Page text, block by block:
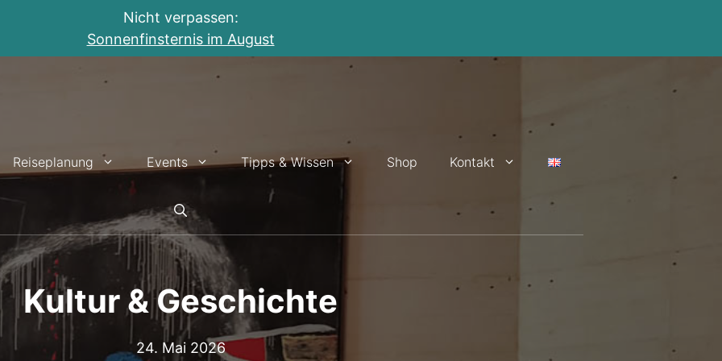
Nicht verpassen:
Sonnenfinsternis im August
Reiseplanung Events Tipps & Wissen Shop Kontakt
Kultur & Geschichte
24. Mai 2026